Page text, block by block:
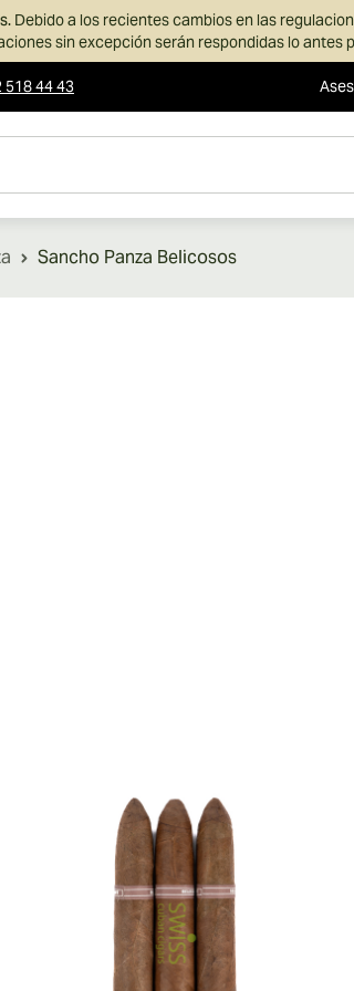
Debido a los recientes cambios en las
sin excepción serán respondidas lo antes
518 44 43
Sancho Panza Belicosos
image